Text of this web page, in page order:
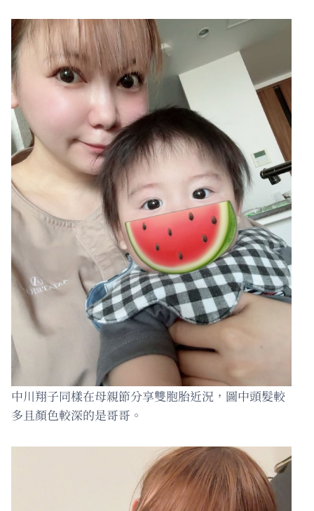
中川翔子同樣在母親節分享雙胞胎近況，圖中頭髮較
多且顏色較深的是哥哥。